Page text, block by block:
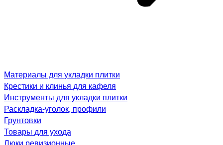
Материалы для укладки плитки
Крестики и клинья для кафеля
Инструменты для укладки плитки
Раскладка-уголок, профили
Грунтовки
Товары для ухода